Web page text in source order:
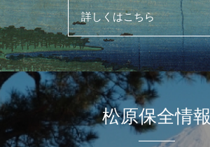
詳しくはこちら
松原保全情報